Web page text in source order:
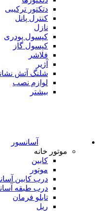
دتکتور ترکیبی
کنترل پانل
نازل
کپسول پودری
کپسول گاز
فلاشر
آژیر
شلنگ آتش
لوازم نصب
بیشتر
آسانسور
موتور خانه
کابین
موتور
درب کابین
درب طبقه
تابلو فرمان
ریل